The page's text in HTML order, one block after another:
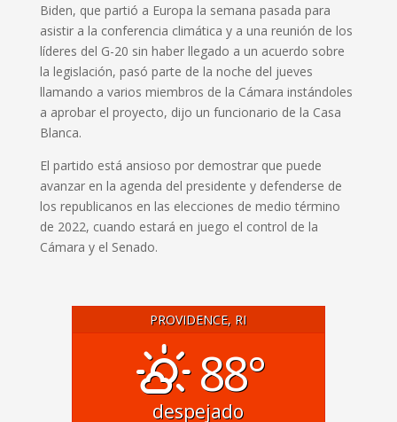
Biden, que partió a Europa la semana pasada para
asistir a la conferencia climática y a una reunión de los
líderes del G-20 sin haber llegado a un acuerdo sobre
la legislación, pasó parte de la noche del jueves
llamando a varios miembros de la Cámara instándoles
a aprobar el proyecto, dijo un funcionario de la Casa
Blanca.
El partido está ansioso por demostrar que puede
avanzar en la agenda del presidente y defenderse de
los republicanos en las elecciones de medio término
de 2022, cuando estará en juego el control de la
Cámara y el Senado.
PROVIDENCE, RI
88°
despejado